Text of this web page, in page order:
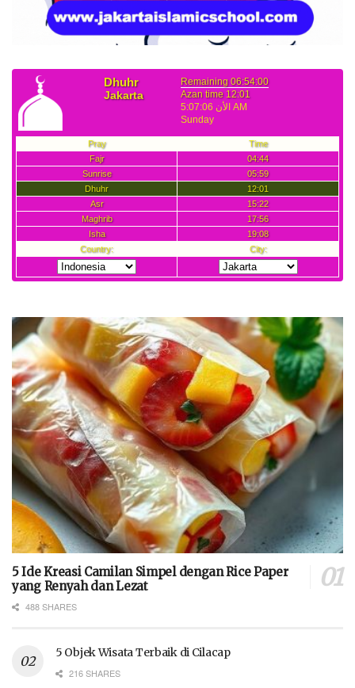
5 Ide Kreasi Camilan Simpel dengan Rice Paper
yang Renyah dan Lezat
488 SHARES
5 Objek Wisata Terbaik di Cilacap
216 SHARES